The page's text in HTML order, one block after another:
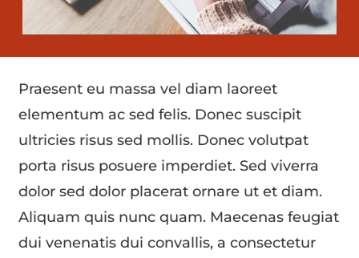
Praesent eu massa vel diam laoreet
elementum ac sed felis. Donec suscipit
ultricies risus sed mollis. Donec volutpat
porta risus posuere imperdiet. Sed viverra
dolor sed dolor placerat ornare ut et diam.
Aliquam quis nunc quam. Maecenas feugiat
dui venenatis dui convallis, a consectetur